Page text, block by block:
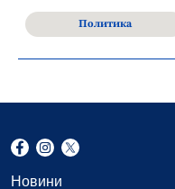
Политика
Новини